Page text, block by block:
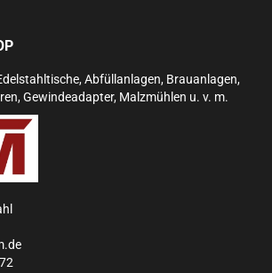
Abfüllanlagen, Brauanlagen,
Gewindeadapter, Malzmühlen u. v. m.